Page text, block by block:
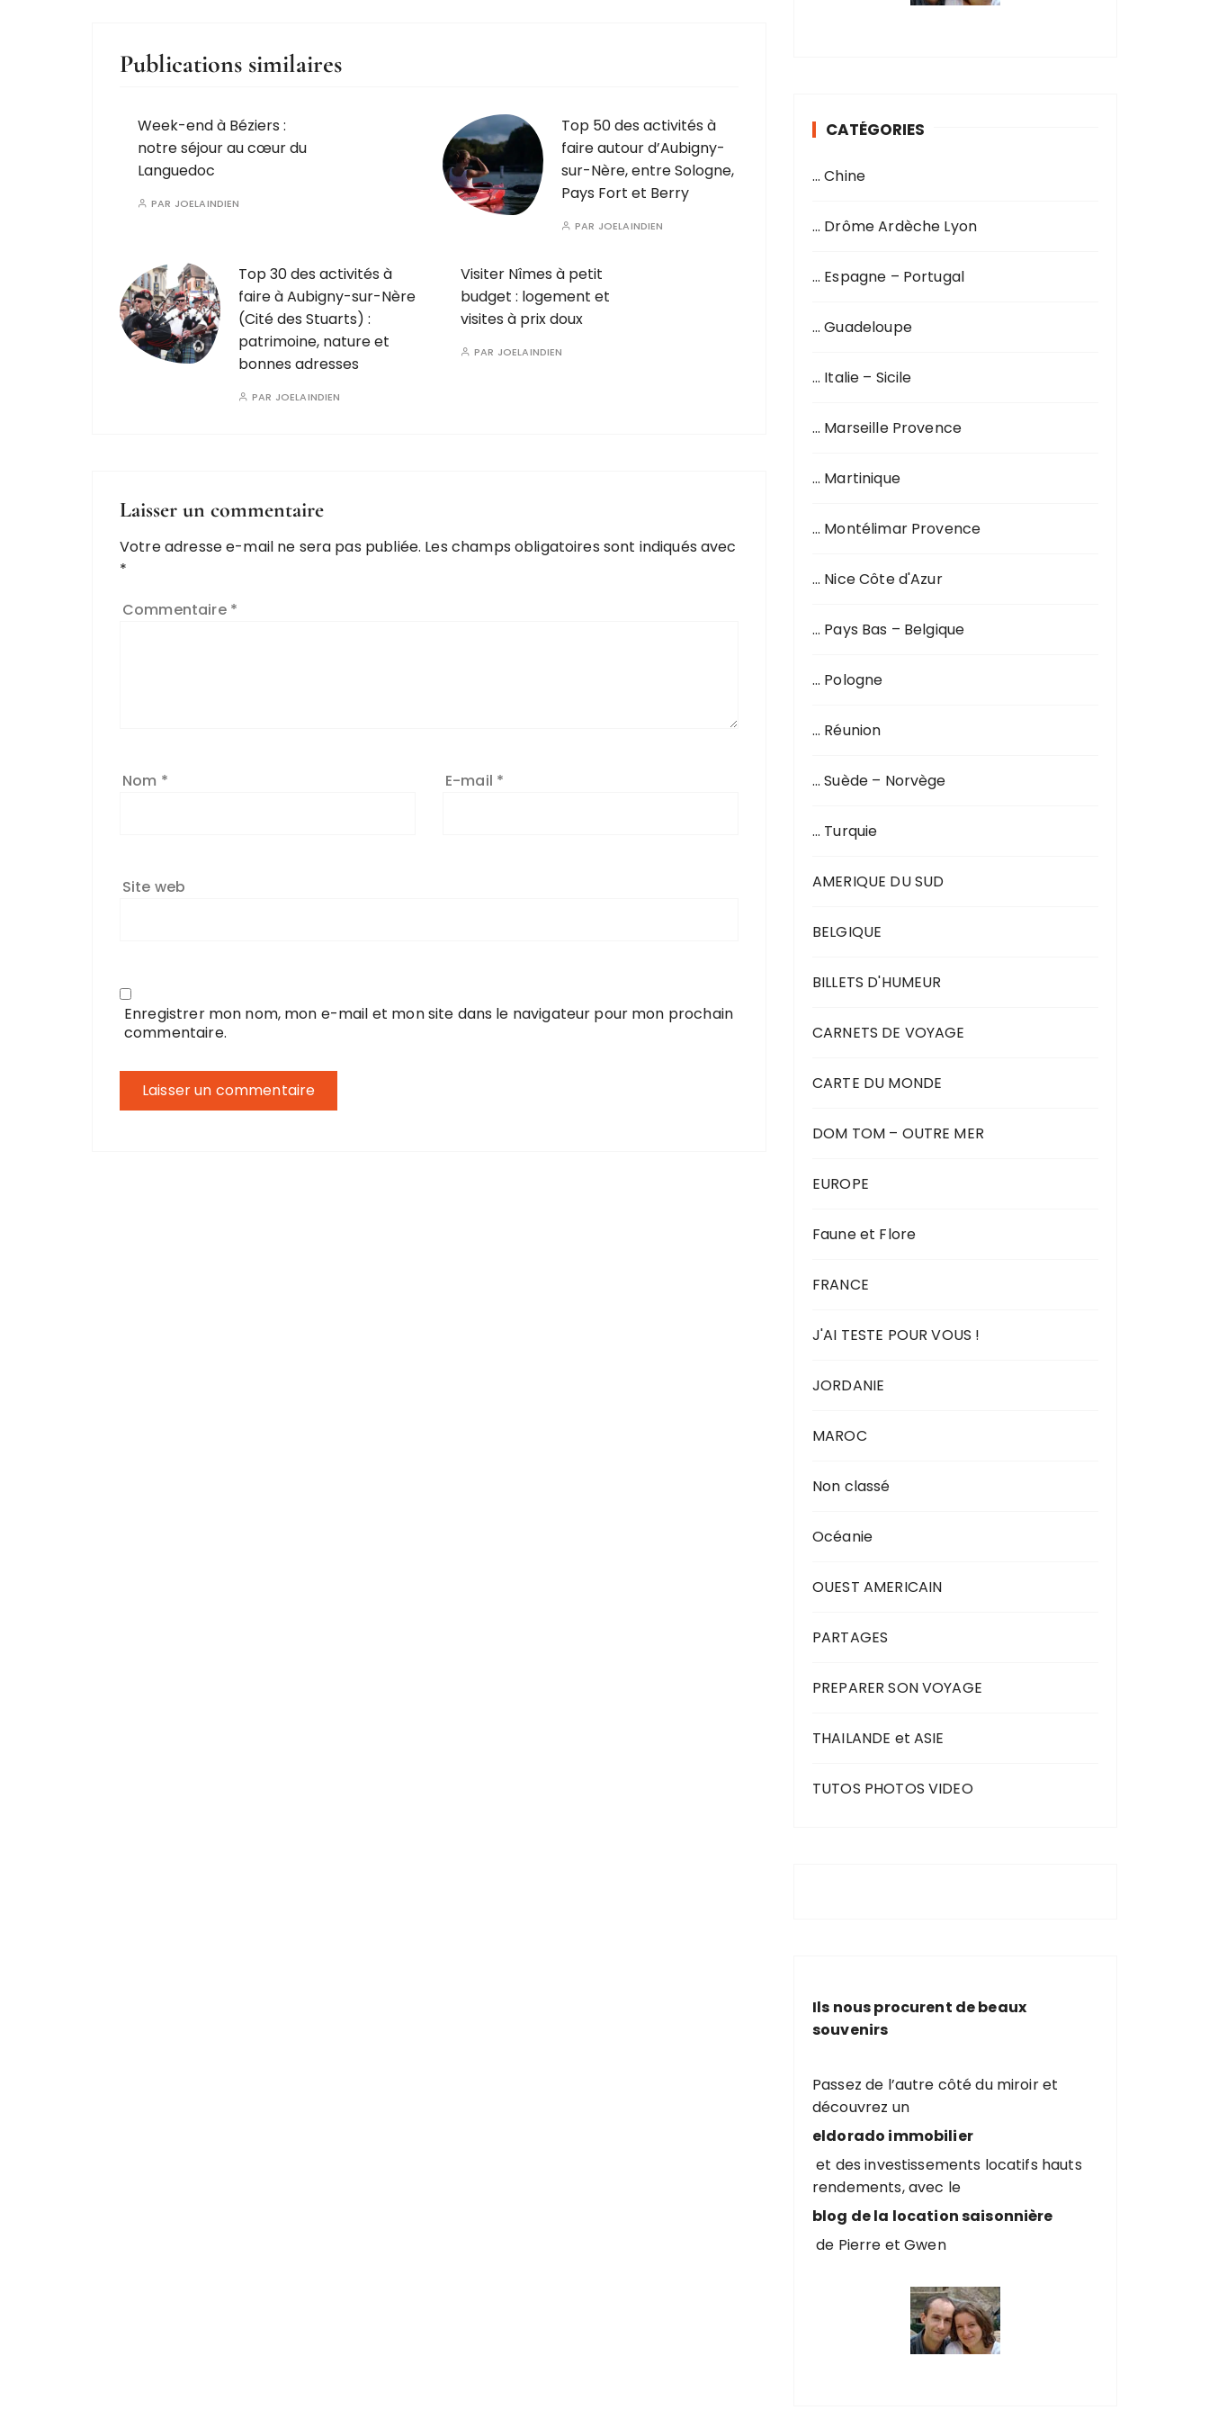
Publications similaires
Week-end à Béziers :
notre séjour au cœur du
Languedoc
PAR JOELAINDIEN
Top 50 des activités à
faire autour d’Aubigny-
sur-Nère, entre Sologne,
Pays Fort et Berry
PAR JOELAINDIEN
Top 30 des activités à
faire à Aubigny-sur-Nère
(Cité des Stuarts) :
patrimoine, nature et
bonnes adresses
PAR JOELAINDIEN
Visiter Nîmes à petit
budget : logement et
visites à prix doux
PAR JOELAINDIEN
Laisser un commentaire
Votre adresse e-mail ne sera pas publiée. Les champs obligatoires sont indiqués avec
*
Commentaire *
Nom * E-mail *
Site web
Enregistrer mon nom, mon e-mail et mon site dans le navigateur pour mon prochain
commentaire.
CATÉGORIES
… Chine
… Drôme Ardèche Lyon
… Espagne – Portugal
… Guadeloupe
… Italie – Sicile
… Marseille Provence
… Martinique
… Montélimar Provence
… Nice Côte d'Azur
… Pays Bas – Belgique
… Pologne
… Réunion
… Suède – Norvège
… Turquie
AMERIQUE DU SUD
BELGIQUE
BILLETS D'HUMEUR
CARNETS DE VOYAGE
CARTE DU MONDE
DOM TOM – OUTRE MER
EUROPE
Faune et Flore
FRANCE
J'AI TESTE POUR VOUS !
JORDANIE
MAROC
Non classé
Océanie
OUEST AMERICAIN
PARTAGES
PREPARER SON VOYAGE
THAILANDE et ASIE
TUTOS PHOTOS VIDEO
Ils nous procurent de beaux
souvenirs
Passez de l’autre côté du miroir et
découvrez un
eldorado immobilier
et des investissements locatifs hauts
rendements, avec le
blog de la location saisonnière
de Pierre et Gwen